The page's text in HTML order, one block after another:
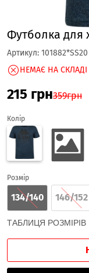
Футболка для
Артикул: 101882*SS20
НЕМАЄ НА СКЛАДІ
215 грн359грн
Колір
Розмір
134/140 146/152
ТАБЛИЦЯ РОЗМІРІВ